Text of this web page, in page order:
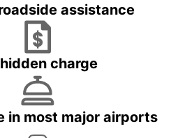
assistance
charge
in most major airports